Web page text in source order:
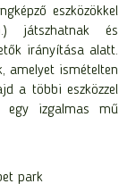
eszközökkel
játszhatnak és
irányítása alatt.
amelyet ismételten
a többi eszközzel
egy izgalmas mű
park